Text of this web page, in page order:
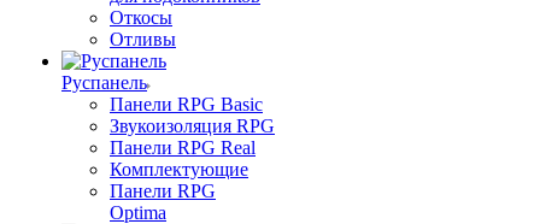
Откосы
Отливы
Руспанель
Панели RPG Basic
Звукоизоляция RPG
Панели RPG Real
Комплектующие
Панели RPG
Optima